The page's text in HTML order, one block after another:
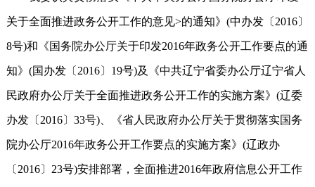
关于全面推进政务公开工作的意见>的通知》(中办发〔2016〕
8号)和《国务院办公厅关于印发2016年政务公开工作要点的通
知》(国办发〔2016〕19号)及《中共辽宁省委办公厅辽宁省人
民政府办公厅关于全面推进政务公开工作的实施方案》(辽委
办发〔2016〕33号)、《省人民政府办公厅关于贯彻落实国务
院办公厅2016年政务公开工作要点的实施方案》(辽政办
〔2016〕23号)安排部署，全面推进2016年政府信息公开工作